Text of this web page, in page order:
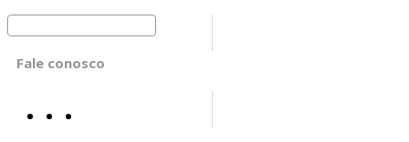
Fale conosco